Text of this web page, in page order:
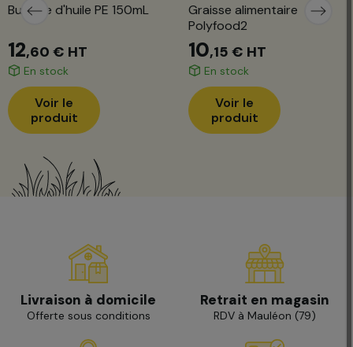
Burette d'huile PE 150mL
12,60 € HT
En stock
Voir le
produit
Graisse alimentaire
Polyfood2
10,15 € HT
En stock
Voir le
produit
Livraison à domicile
Offerte sous conditions
Retrait en magasin
RDV à Mauléon (79)